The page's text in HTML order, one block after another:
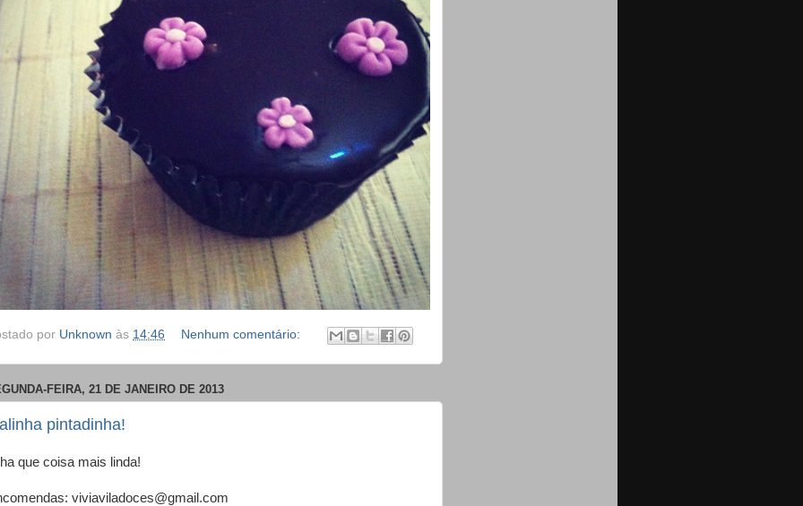
por Unknown às 14:46 Nenhum comentário:
FEIRA, 21 DE JANEIRO DE 2013
pintadinha!
que coisa mais linda!
viviaviladoces@gmail.com